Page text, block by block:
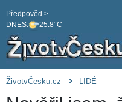
DNES: 25.8°C
Předpověd >
ŽivotvČesku.cz LIDÉ